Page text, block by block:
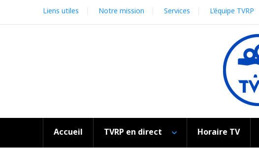
content
Liens utiles Notre mission Services L’équipe TVRP
Accueil TVRP en direct Horaire TV